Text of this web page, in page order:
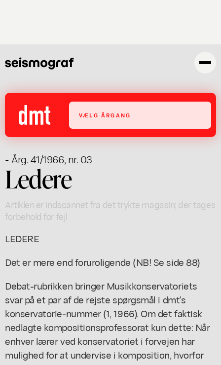
VÆLG ÅRGANG
- Årg. 41/1966, nr. 03
Ledere
Artiklen er indscannet fra det trykte magasin; der tages
forbehold for fejl
LEDERE
Det er mere end foruroligende (NB! Se side 88)
Debat-rubrikken bringer Musikkonservatoriets
svar på et par af de rejste spørgsmål i dmt's
konservatorie-nummer (1, 1966). Om det faktisk
nedlagte kompositionsprofessorat kun dette: Når
enhver lærer ved konservatoriet i forvejen har
mulighed for at undervise i komposition, hvorfor